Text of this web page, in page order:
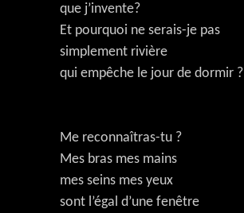
que j’invente?
Et pourquoi ne serais-je pas
simplement rivière
qui empêche le jour de dormir ?
Me reconnaîtras-tu ?
Mes bras mes mains
mes seins mes yeux
sont l’égal d’une fenêtre